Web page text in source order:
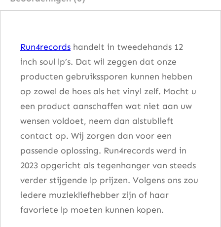
Run4records handelt in tweedehands 12
inch soul lp’s. Dat wil zeggen dat onze
producten gebruikssporen kunnen hebben
op zowel de hoes als het vinyl zelf. Mocht u
een product aanschaffen wat niet aan uw
wensen voldoet, neem dan alstublieft
contact op. Wij zorgen dan voor een
passende oplossing. Run4records werd in
2023 opgericht als tegenhanger van steeds
verder stijgende lp prijzen. Volgens ons zou
iedere muziekliefhebber zijn of haar
favoriete lp moeten kunnen kopen.